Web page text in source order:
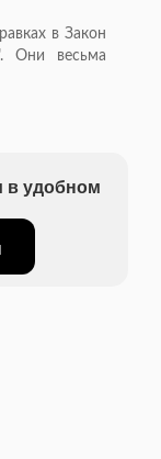
в Закон
Они весьма
в удобном